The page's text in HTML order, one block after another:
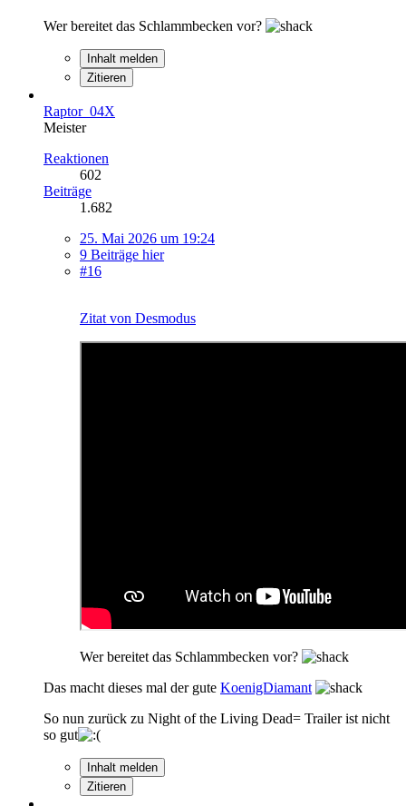
Wer bereitet das Schlammbecken vor?
Inhalt melden
Zitieren
Raptor_04X
Meister
Reaktionen
602
Beiträge
1.682
25. Mai 2026 um 19:24
9 Beiträge hier
#16
Zitat von Desmodus
Wer bereitet das Schlammbecken vor?
Das macht dieses mal der gute KoenigDiamant
So nun zurück zu Night of the Living Dead= Trailer ist nicht
so gut
Inhalt melden
Zitieren